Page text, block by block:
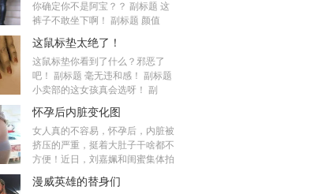
你确定你不是阿宝？？ 副标题 这
裤子不敢坐下啊！ 副标题 颜值
这鼠标垫太绝了！
这鼠标垫你看到了什么？邪恶了
吧！ 副标题 毫无违和感！ 副标题
小卖部的这女孩真会选呀！ 副
怀孕后内脏变化图
女人真的不容易，怀孕后，内脏被
挤压的严重，挺着大肚子干啥都不
方便！近日，刘嘉姵和闺蜜集体拍
漫威英雄的替身们